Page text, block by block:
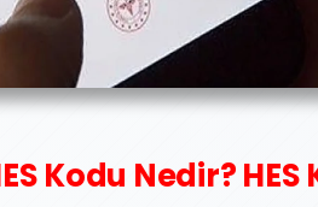
Kodu Nedir? HES